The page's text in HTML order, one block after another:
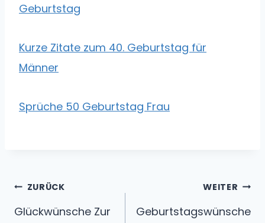
Geburtstag
Kurze Zitate zum 40. Geburtstag für
Männer
Sprüche 50 Geburtstag Frau
Beitragsnavigation
ZURÜCK
Glückwünsche Zur
WEITER
Geburtstagswünsche